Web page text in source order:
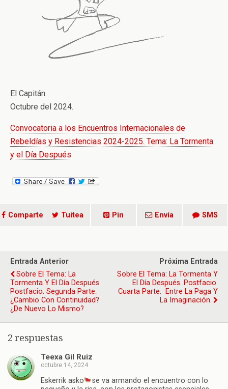
El Capitán.
Octubre del 2024.
Convocatoria a los Encuentros Internacionales de
Rebeldías y Resistencias 2024-2025. Tema: La Tormenta
y el Día Después
Comparte Tuitea Pin Envía SMS
Entrada Anterior
Sobre El Tema: La
Tormenta Y El Día Después.
Postfacio. Segunda Parte.
¿Cambio Con Continuidad?
¿De Nuevo Lo Mismo?
Próxima Entrada
Sobre El Tema: La Tormenta Y
El Día Después. Postfacio.
Cuarta Parte: Entre La Paga Y
La Imaginación.
2 respuestas
Teexa Gil Ruiz
octubre 14, 2024
Eskerrik asko
se va armando el encuentro con lo